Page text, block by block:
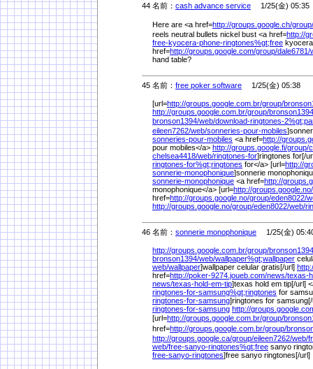
44 名前： cash advance service 1/25(金) 05:35
Here are <a href=http://groups.google.ch/group/
reels neutral bullets nickel bust <a href=http://
free-kyocera-phone-ringtones%gt;free
href=http://groups.google.com/group/dale6781/
hand table?
45 名前： free poker software 1/25(金) 05:38
[url=http://groups.google.com.br/group/
http://groups.google.com.br/group/
bronson1394/web/download-ringtones-2%
eileen7262/web/sonneries-pour-mobiles
sonneries-pour-mobiles <a href=http://
pour mobiles</a> http://groups.google.fi/group/
chelsea4418/web/ringtones-for]ringtones for[/
ringtones-for%gt;ringtones for</a> [url=http://
sonnerie-monophonique]sonnerie
sonnerie-monophonique <a href=http://
monophonique</a> [url=http://groups.google.no/
href=http://groups.google.no/group/eden8022/
http://groups.google.no/group/eden8022/web/
46 名前： sonnerie monophonique 1/25(金)
http://groups.google.com.br/group/
bronson1394/web/wallpaper%gt;wallpaper
web/wallpaper]wallpaper celular gratis[/url]
href=http://poker-9274.joueb.com/news/texas-
news/texas-hold-em-tip]texas hold em tip[/url]
ringtones-for-samsung%gt;ringtones for
ringtones-for-samsung]ringtones for
ringtones-for-samsung http://
[url=http://groups.google.com.br/group/
href=http://groups.google.com.br/group/
http://groups.google.ca/group/eileen7262/web/
web/free-sanyo-ringtones%gt;free sanyo
free-sanyo-ringtones]free sanyo ringtones[/url]